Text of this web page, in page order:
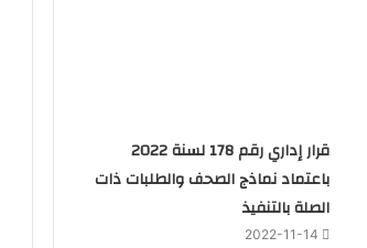
قرار إداري رقم 178 لسنة 2022
باعتماد نماذج الصحف والطلبات ذات
الصلة بالتنفيذ
2022-11-14